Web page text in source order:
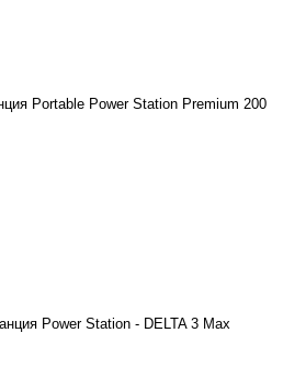
Portable Power Station Premium 200
Power Station - DELTA 3 Max